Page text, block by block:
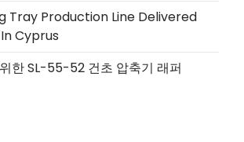
Tray Production Line Delivered
Cyprus
한 SL-55-52 건초 압축기 래퍼